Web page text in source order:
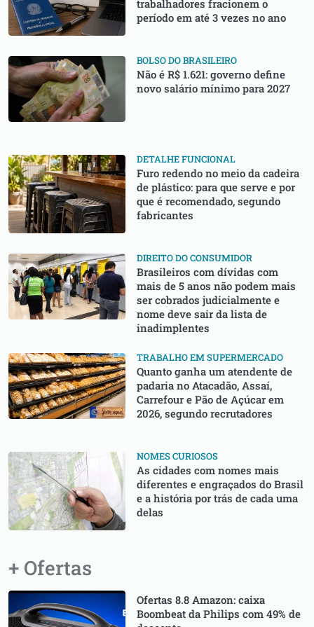
trabalhadores fracionem o
período em até 3 vezes no ano
BOLSO DO BRASILEIRO
Não é R$ 1.621: governo define
novo salário mínimo para 2027
DETALHE FUNCIONAL
⁠Furo redendo no meio da cadeira
de plástico: para que serve e por
que é recomendado, segundo
fabricantes
DIREITO DO CONSUMIDOR
⁠Brasileiros com dívidas com
mais de 5 anos não podem mais
ser cobrados judicialmente e
nome deve sair da lista de
inadimplentes
TRABALHO EM SUPERMERCADO
Quanto ganha um atendente de
padaria no Atacadão, Assaí,
Carrefour e Pão de Açúcar em
2026, segundo recrutadores
NOMES CURIOSOS
As cidades com nomes mais
diferentes e engraçados do Brasil
e a história por trás de cada uma
delas
+ Ofertas
Ofertas 8.8 Amazon: caixa
Boombeat da Philips com 49% de